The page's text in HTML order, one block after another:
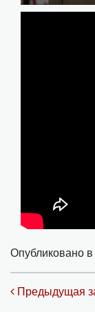
Опубликовано в
Предыдущая